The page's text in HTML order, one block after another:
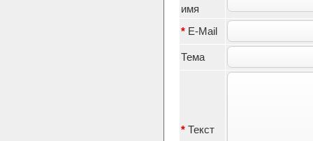
имя
* E-Mail
Тема
* Текст